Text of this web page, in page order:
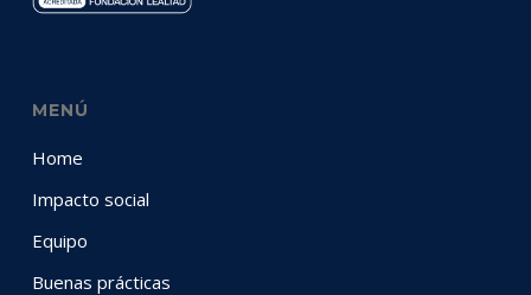
MENÚ
Home
Impacto social
Equipo
Buenas prácticas